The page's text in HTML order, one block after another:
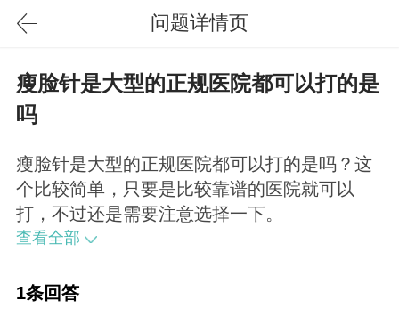
问题详情页
瘦脸针是大型的正规医院都可以打的是
吗
瘦脸针是大型的正规医院都可以打的是吗？这
个比较简单，只要是比较靠谱的医院就可以
打，不过还是需要注意选择一下。
查看全部
1条回答